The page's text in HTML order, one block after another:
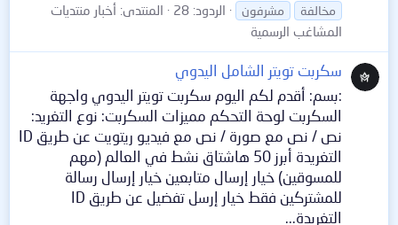
مخالفة
مشرفون الردود: 28 المنتدى: أخبار منتديات
المشاغب الرسمية
سكربت تويتر الشامل اليدوي
:بسم: أقدم لكم اليوم سكربت تويتر اليدوي واجهة
السكربت لوحة التحكم مميزات السكربت: نوع التغريد:
نص / نص مع صورة / نص مع فيديو ريتويت عن طريق ID
التغريدة أبرز 50 هاشتاق نشط في العالم (مهم
للمسوقين) خيار إرسال متابعين خيار إرسال رسالة
للمشتركين فقط خيار إرسل تفضيل عن طريق ID
التغريدة...